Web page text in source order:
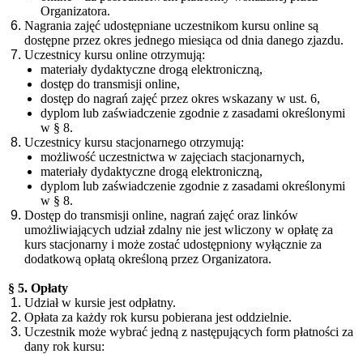
Organizatora.
Nagrania zajęć udostępniane uczestnikom kursu online są
dostępne przez okres jednego miesiąca od dnia danego zjazdu.
Uczestnicy kursu online otrzymują:
materiały dydaktyczne drogą elektroniczną,
dostęp do transmisji online,
dostęp do nagrań zajęć przez okres wskazany w ust. 6,
dyplom lub zaświadczenie zgodnie z zasadami określonymi
w § 8.
Uczestnicy kursu stacjonarnego otrzymują:
możliwość uczestnictwa w zajęciach stacjonarnych,
materiały dydaktyczne drogą elektroniczną,
dyplom lub zaświadczenie zgodnie z zasadami określonymi
w § 8.
Dostęp do transmisji online, nagrań zajęć oraz linków
umożliwiających udział zdalny nie jest wliczony w opłatę za
kurs stacjonarny i może zostać udostępniony wyłącznie za
dodatkową opłatą określoną przez Organizatora.
§ 5. Opłaty
Udział w kursie jest odpłatny.
Opłata za każdy rok kursu pobierana jest oddzielnie.
Uczestnik może wybrać jedną z następujących form płatności za
dany rok kursu: